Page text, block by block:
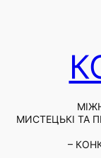
МИСТЕЦЬКІ ТА
–